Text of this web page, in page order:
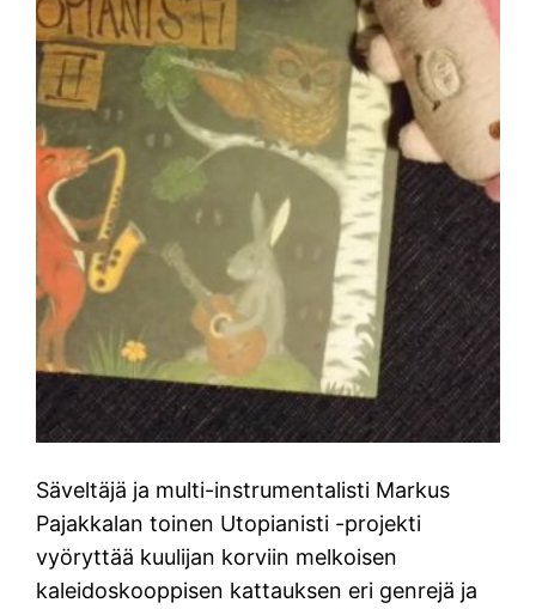
Säveltäjä ja multi-instrumentalisti Markus
Pajakkalan toinen Utopianisti -projekti
vyöryttää kuulijan korviin melkoisen
kaleidoskooppisen kattauksen eri genrejä ja